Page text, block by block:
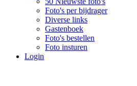
Foto's per bijdrager
Diverse links
Gastenboek
Foto's bestellen
Foto insturen
Login